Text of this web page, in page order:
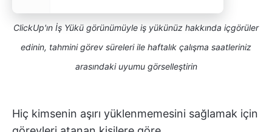
ClickUp'ın İş Yükü görünümüyle iş yükünüz hakkında içgörüler
edinin, tahmini görev süreleri ile haftalık çalışma saatleriniz
arasındaki uyumu görselleştirin
Hiç kimsenin aşırı yüklenmemesini sağlamak için